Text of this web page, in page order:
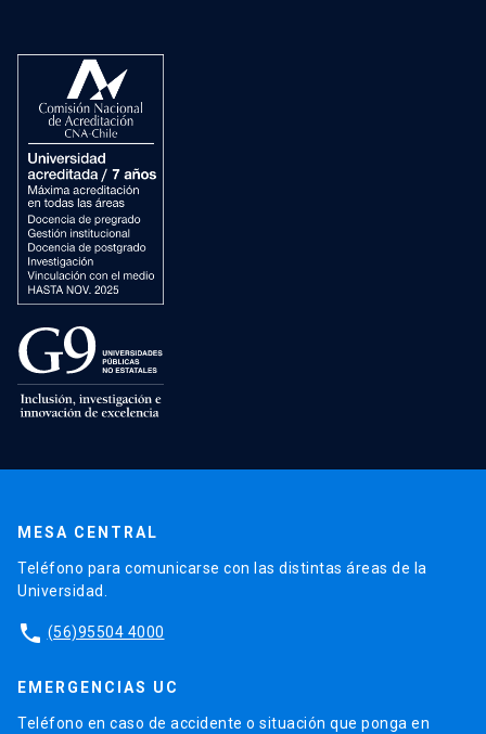
MESA CENTRAL
Teléfono para comunicarse con las distintas áreas de la
Universidad.
phone (56)95504 4000
EMERGENCIAS UC
Teléfono en caso de accidente o situación que ponga en